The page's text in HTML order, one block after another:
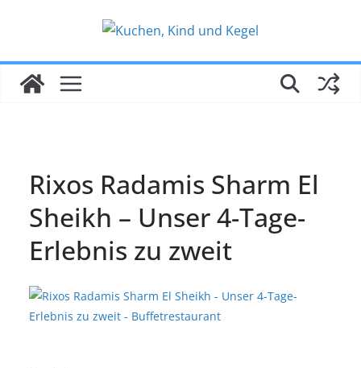
Rixos Radamis Sharm El
Sheikh – Unser 4-Tage-
Erlebnis zu zweit